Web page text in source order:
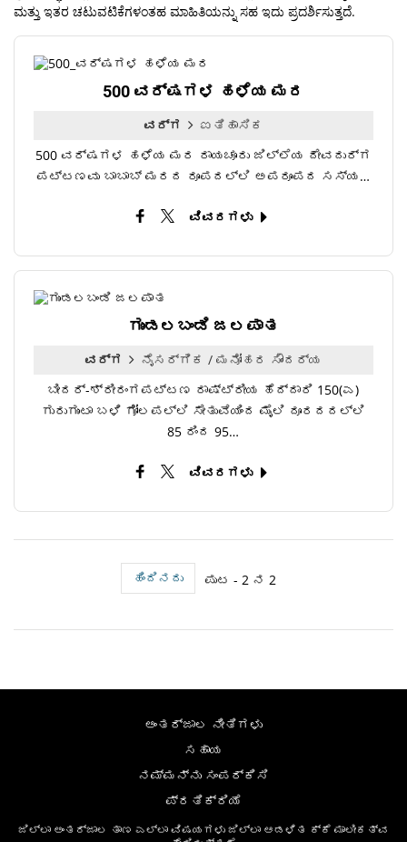
ಮತ್ತು ಇತರ ಚಟುವಟಿಕೆಗಳಂತಹ ಮಾಹಿತಿಯನ್ನು ಸಹ ಇದು ಪ್ರದರ್ಶಿಸುತ್ತದೆ.
500 ವರ್ಷಗಳ ಹಳೆಯ ಮರ
ವರ್ಗ
ಐತಿಹಾಸಿಕ
500 ವರ್ಷಗಳ ಹಳೆಯ ಮರ ರಾಯಚೂರು ಜಿಲ್ಲೆಯ ದೇವದುರ್ಗ
ಪಟ್ಟಣವು ಬಾಬಾಬ್ ಮರದ ರೂಪದಲ್ಲಿ ಅಪರೂಪದ ಸಸ್ಯ…
ವಿವರಗಳು
ಗುಂಡಲಬಂಡಿ ಜಲಪಾತ
ವರ್ಗ
ನೈಸರ್ಗಿಕ / ಮನೋಹರ ಸೌಂದರ್ಯ
ಬೀದರ್-ಶ್ರೀರಂಗಪಟ್ಟಣ ರಾಷ್ಟ್ರೀಯ ಹೆದ್ದಾರಿ 150(ಎ)
ಗುರುಗುಂಟಾ ಬಳಿ ಗೋಲಪಲ್ಲಿ ಸೇತುವೆಯಿಂದ ಮೈಲಿ ದೂರದದಲ್ಲಿ
85 ರಿಂದ 95…
ವಿವರಗಳು
ಹಿಂದಿನದು ಪುಟ - 2 ನ 2
ಅಂತರ್ಜಾಲ ನೀತಿಗಳು
ಸಹಾಯ
ನಮ್ಮನ್ನು ಸಂಪರ್ಕಿಸಿ
ಪ್ರತಿಕ್ರಿಯೆ
ಜಿಲ್ಲಾ ಅಂತರ್ಜಾಲ ತಾಣ ಎಲ್ಲಾ ವಿಷಯಗಳು ಜಿಲ್ಲಾ ಆಡಳಿತ ಕ್ಕೆ ಮಾಲೀಕತ್ವ